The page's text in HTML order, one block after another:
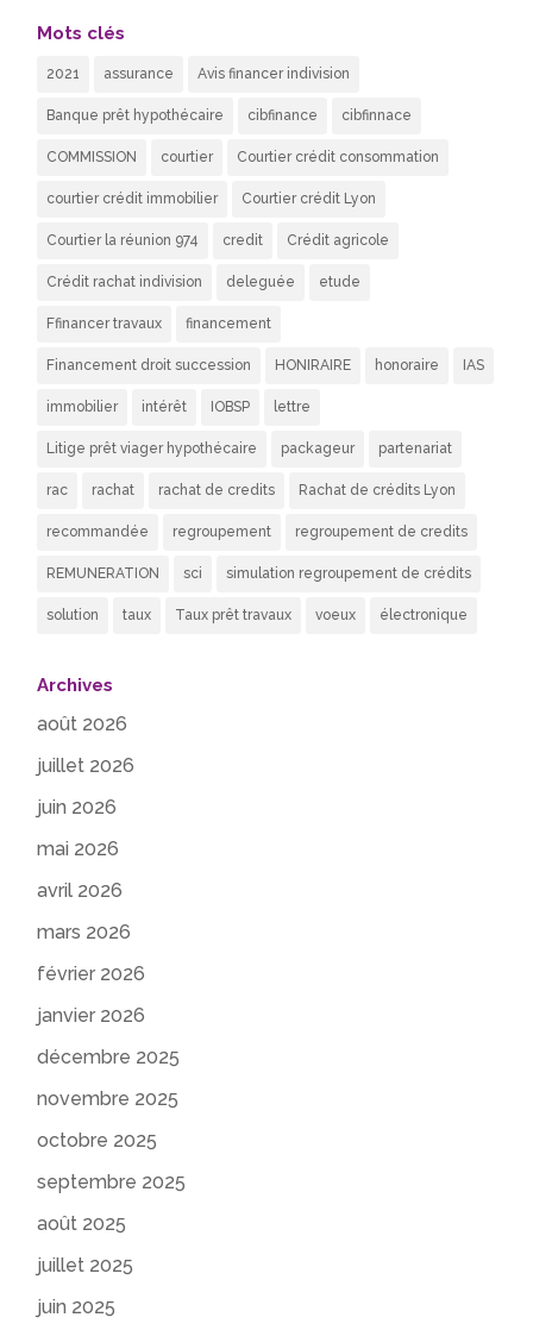
Mots clés
2021 assurance Avis financer indivision
Banque prêt hypothécaire cibfinance cibfinnace
COMMISSION courtier Courtier crédit consommation
courtier crédit immobilier Courtier crédit Lyon
Courtier la réunion 974 credit Crédit agricole
Crédit rachat indivision deleguée etude
Ffinancer travaux financement
Financement droit succession HONIRAIRE honoraire IAS
immobilier intérêt IOBSP lettre
Litige prêt viager hypothécaire packageur partenariat
rac rachat rachat de credits Rachat de crédits Lyon
recommandée regroupement regroupement de credits
REMUNERATION sci simulation regroupement de crédits
solution taux Taux prêt travaux voeux électronique
Archives
août 2026
juillet 2026
juin 2026
mai 2026
avril 2026
mars 2026
février 2026
janvier 2026
décembre 2025
novembre 2025
octobre 2025
septembre 2025
août 2025
juillet 2025
juin 2025